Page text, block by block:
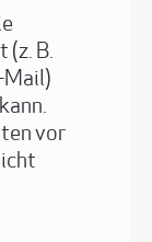
(z. B.
Mail)
vor